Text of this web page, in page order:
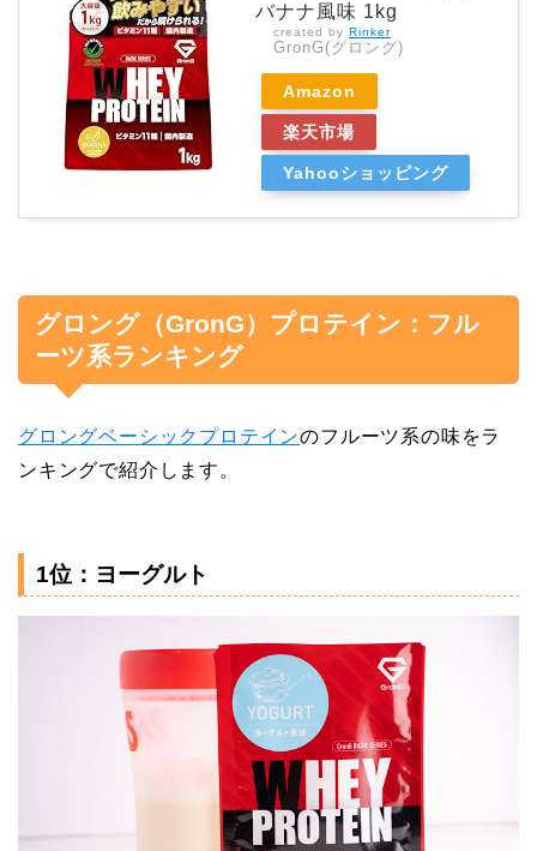
バナナ風味 1kg
created by Rinker
GronG(グロング)
Amazon
楽天市場
Yahooショッピング
グロング（GronG）プロテイン：フル
ーツ系ランキング
グロングベーシックプロテインのフルーツ系の味をラ
ンキングで紹介します。
1位：ヨーグルト